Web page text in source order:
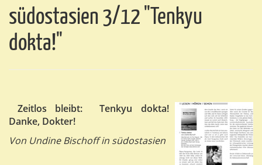
südostasien 3/12 "Tenkyu
dokta!"
Zeitlos bleibt: Tenkyu dokta!
Danke, Dokter!
Von Undine Bischoff in südostasien